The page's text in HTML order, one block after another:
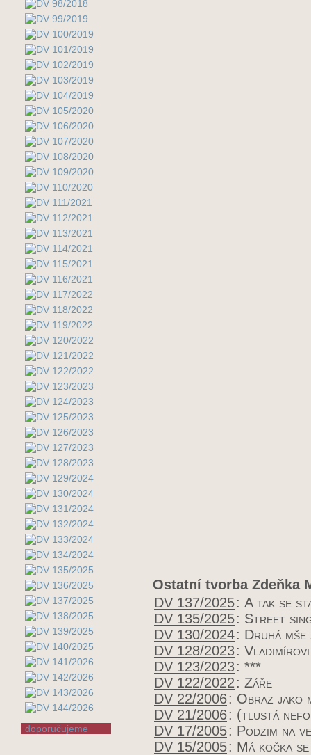
doporučujeme
Ostatní tvorba Zdeňka
DV 137/2025: A tak se
DV 135/2025: Street
DV 130/2024: Druhá
DV 128/2023: Vladimírovi
DV 123/2023: ***
DV 122/2022: Záře
DV 22/2006: Obraz jako
DV 21/2006: (tlustá
DV 17/2005: Podzim na
DV 15/2005: Má kočka